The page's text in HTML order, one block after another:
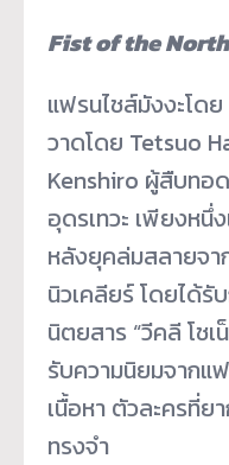
Fist of the
แฟรนไชส์มังงะโด
วาดโดย Tetsuo
Kenshiro ผู้สืบทอ
อุดรเทวะ เพียงหนึ่
หลังยุคล่มสลายจ
นิวเคลียร์ โดยได้
นิตยสาร “วีคลี โชเ
รับความนิยมจากแ
เนื้อหา ตัวละครที่ย
ทรงจำ